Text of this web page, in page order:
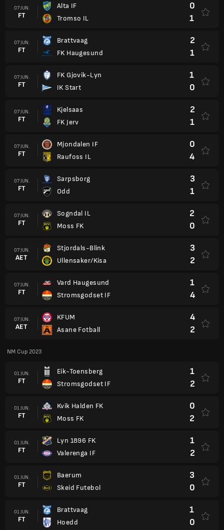
07 JUN.
FT
Alta IF
Tromso IL
0
1
07 JUN.
FT
Brattvaag
FK Haugesund
2
1
07 JUN.
FT
FK Gjovik-Lyn
IK Start
1
0
07 JUN.
FT
Kjelsaas
FK Jerv
2
1
07 JUN.
FT
Mjondalen IF
Raufoss IL
0
4
07 JUN.
FT
Sarpsborg
Odd
3
1
07 JUN.
FT
Sogndal IL
Moss FK
2
0
07 JUN.
AET
Stjordals-Blink
Ullensaker/Kisa
3
2
07 JUN.
FT
Vard Haugesund
Stromsgodset IF
1
4
07 JUN.
AET
KFUM
Asane Fotball
4
2
NM Cup 2023
01 JUN.
FT
Eik-Toensberg
Stromsgodset IF
1
2
01 JUN.
FT
Kvik Halden FK
Moss FK
0
2
01 JUN.
FT
Lyn 1896 FK
Valerenga IF
1
2
01 JUN.
FT
Baerum
Skeid Futebol
3
0
01 JUN.
FT
Brattvaag
Hoedd
1
0